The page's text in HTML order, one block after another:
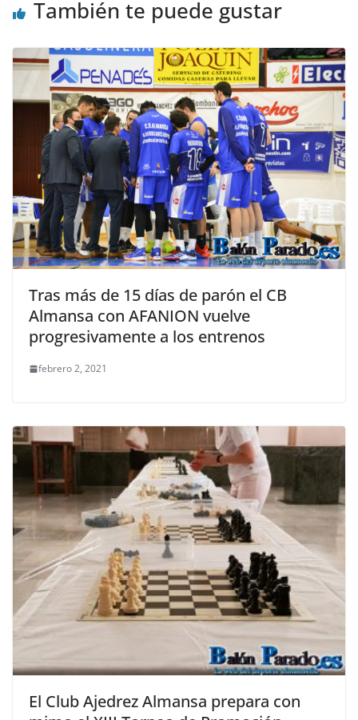
También te puede gustar
Tras más de 15 días de parón el CB
Almansa con AFANION vuelve
progresivamente a los entrenos
febrero 2, 2021
El Club Ajedrez Almansa prepara con